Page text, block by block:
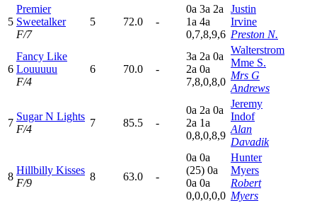
5
Premier
Sweetalker
F/7
5 72.0 -
0a 3a 2a
1a 4a
0,7,8,9,6
Justin
Irvine
Preston N.
6
Fancy Like
Louuuuu
F/4
6 70.0 -
3a 2a 0a
2a 0a
7,8,0,8,0
Walterstrom
Mme S.
Mrs G
Andrews
7
Sugar N Lights
F/4
7 85.5 -
0a 2a 0a
2a 1a
0,8,0,8,9
Jeremy
Indof
Alan
Davadik
8
Hillbilly Kisses
F/9
8 63.0 -
0a 0a
(25) 0a
0a 0a
0,0,0,0,0
Hunter
Myers
Robert
Myers